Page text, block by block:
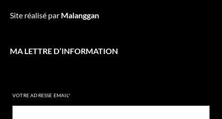
Site réalisé par Malanggan
MA LETTRE D’INFORMATION
VOTRE ADRESSE EMAIL*